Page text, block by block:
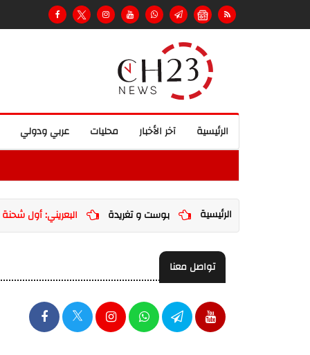
عربي ودولي محليات آخر الأخبار الرئيسية
الرئيسية بوست و تغريدة البعريني: أول شحنة
تواصل معنا